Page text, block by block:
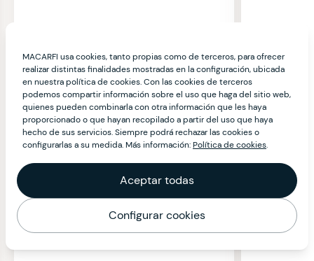
MACARFI usa cookies, tanto propias como de terceros, para ofrecer
realizar distintas finalidades mostradas en la configuración, ubicada
en nuestra política de cookies. Con las cookies de terceros
podemos compartir información sobre el uso que haga del sitio web,
quienes pueden combinarla con otra información que les haya
proporcionado o que hayan recopilado a partir del uso que haya
hecho de sus servicios. Siempre podrá rechazar las cookies o
configurarlas a su medida. Más información:Política de cookies.
Aceptar todas
Configurar cookies